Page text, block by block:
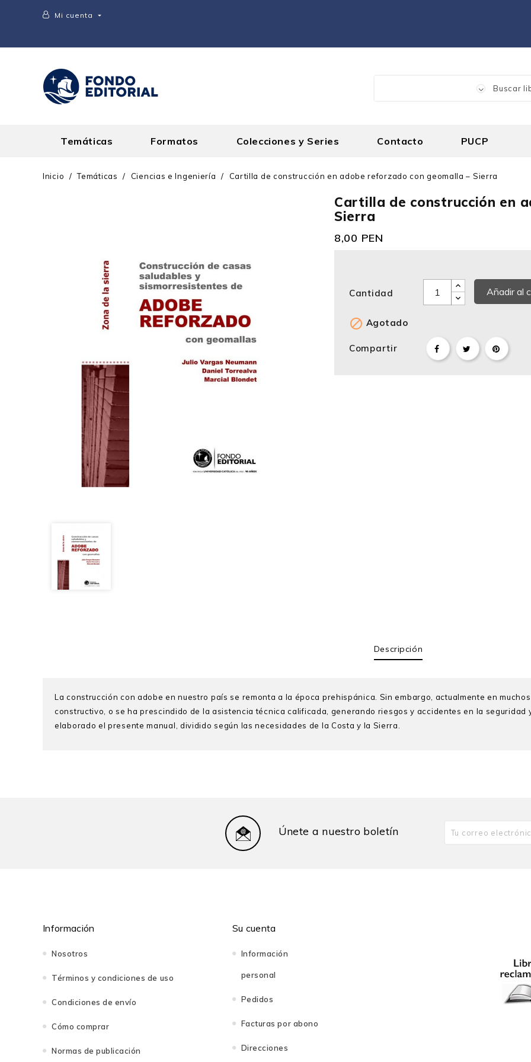
Mi cuenta 
Temáticas Formatos Colecciones y Series Contacto PUCP
Inicio Temáticas Ciencias e Ingeniería Cartilla de construcción en adobe reforzado con geomalla – Sierra
Cartilla de construcción en
Sierra
8,00 PEN
Cantidad Añadir al
 Agotado
Compartir
Descripción
La construcción con adobe en nuestro país se remonta a la época prehispánica. Sin embargo, actualmente en
constructivo, o se ha prescindido de la asistencia técnica calificada, generando riesgos y accidentes en la seguridad
elaborado el presente manual, dividido según las necesidades de la Costa y la Sierra.
Únete a nuestro boletín
Información
Nosotros
Términos y condiciones de uso
Condiciones de envío
Cómo comprar
Normas de publicación
Su cuenta
Información
personal
Pedidos
Facturas por abono
Direcciones